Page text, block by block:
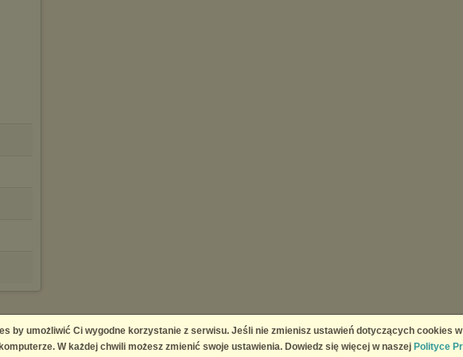
by umożliwić Ci wygodne korzystanie z serwisu. Jeśli nie zmienisz ustawień dotyczących cookies
W każdej chwili możesz zmienić swoje ustawienia. Dowiedz się więcej w naszej Polityce